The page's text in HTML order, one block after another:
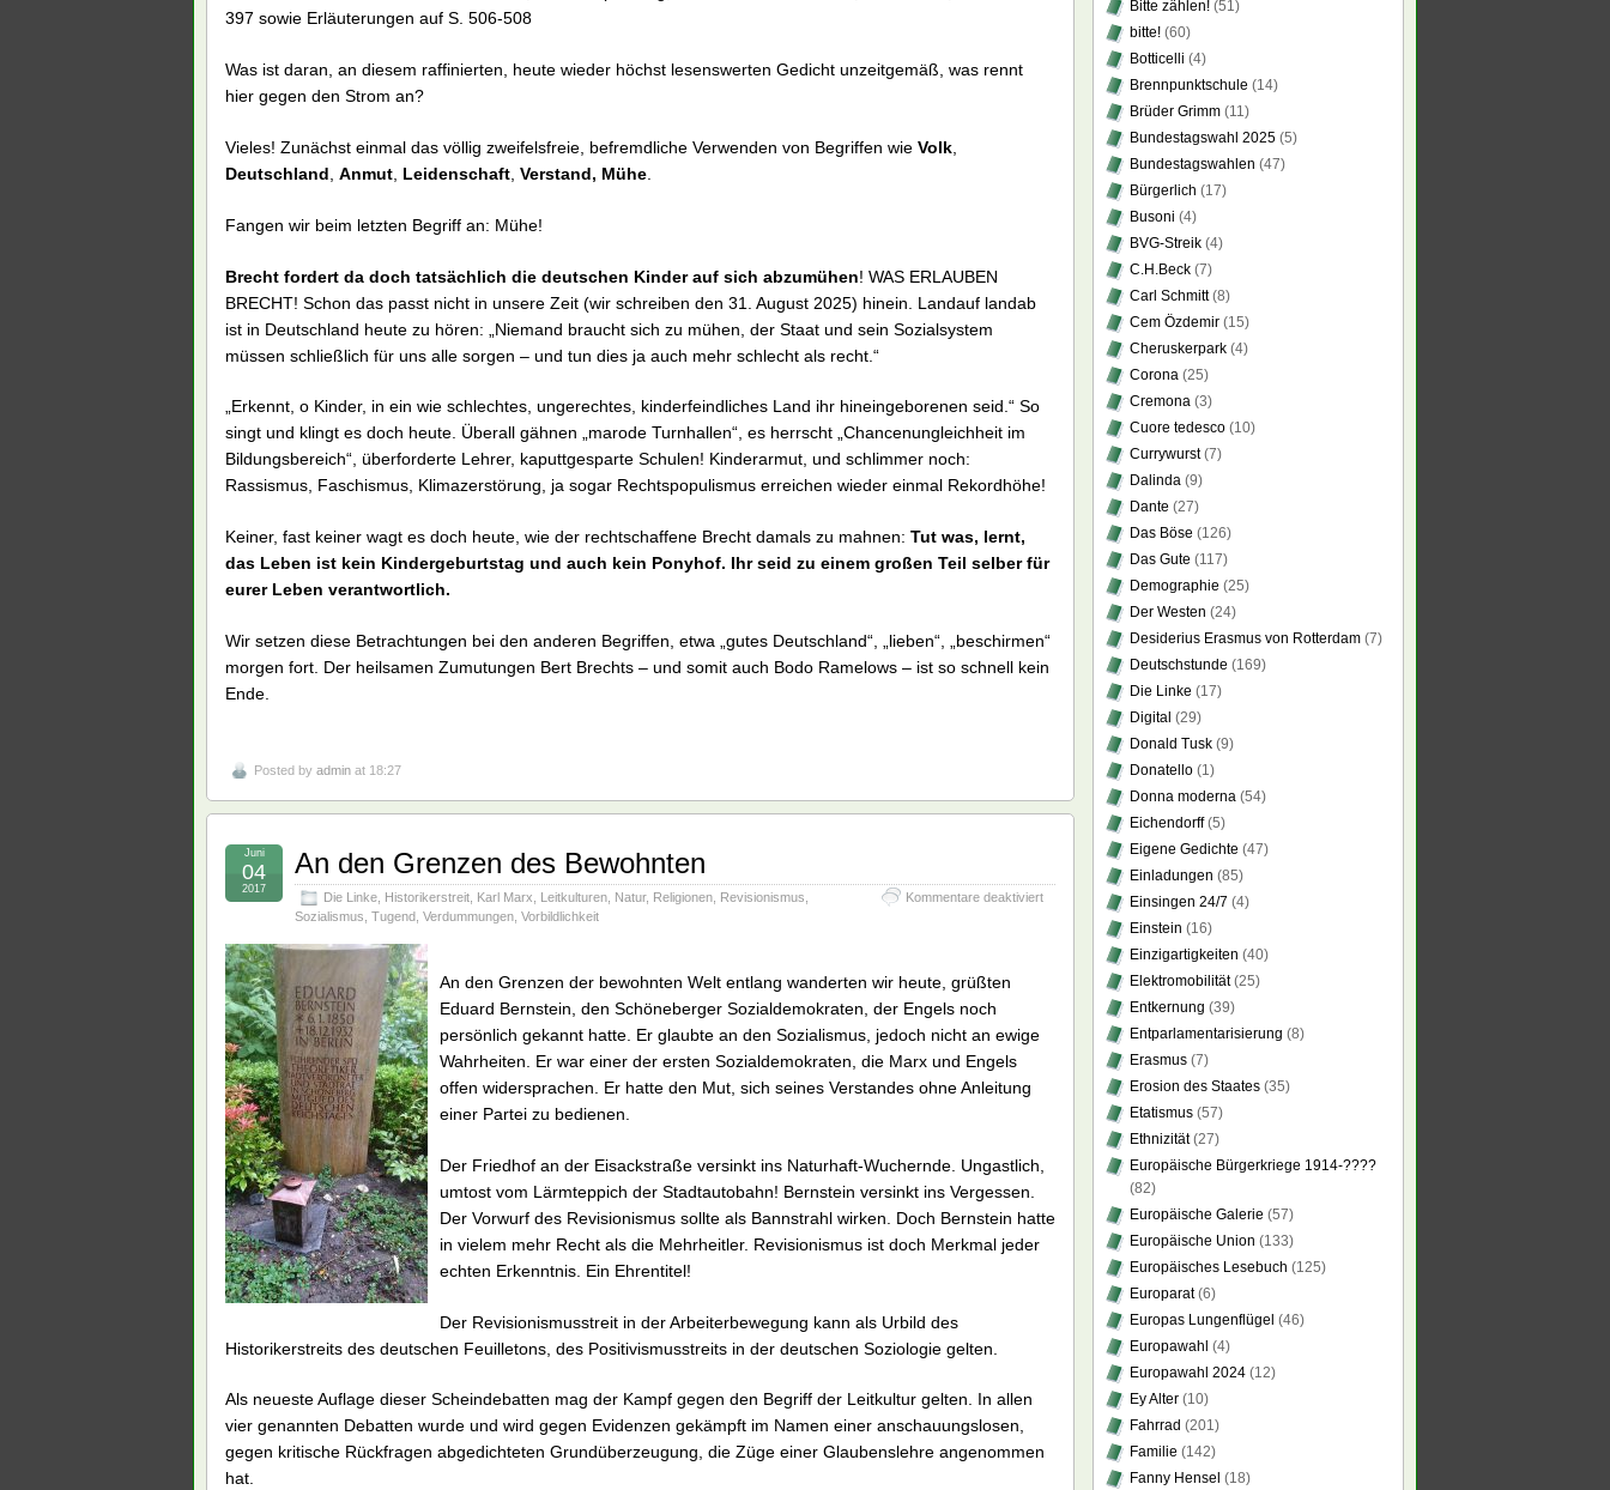
397 sowie Erläuterungen auf S. 506-508
Was ist daran, an diesem raffinierten, heute wieder höchst lesenswerten Gedicht unzeitgemäß, was rennt
hier gegen den Strom an?
Vieles! Zunächst einmal das völlig zweifelsfreie, befremdliche Verwenden von Begriffen wie Volk
Deutschland Anmut Leidenschaft Verstand, Mühe
Fangen wir beim letzten Begriff an: Mühe!
Brecht fordert da doch tatsächlich die deutschen Kinder auf sich abzumühen! WAS ERLAUBEN
BRECHT! Schon das passt nicht in unsere Zeit (wir schreiben den 31. August 2025) hinein. Landauf landab
ist in Deutschland heute zu hören: „Niemand braucht sich zu mühen, der Staat und sein Sozialsystem
müssen schließlich für uns alle sorgen – und tun dies ja auch mehr schlecht als recht.“
„Erkennt, o Kinder, in ein wie schlechtes, ungerechtes, kinderfeindliches Land ihr hineingeborenen seid.“ So
singt und klingt es doch heute. Überall gähnen „marode Turnhallen“, es herrscht „Chancenungleichheit im
Bildungsbereich“, überforderte Lehrer, kaputtgesparte Schulen! Kinderarmut, und schlimmer noch:
Rassismus, Faschismus, Klimazerstörung, ja sogar Rechtspopulismus erreichen wieder einmal Rekordhöhe!
Keiner, fast keiner wagt es doch heute, wie der rechtschaffene Brecht damals zu mahnen: Tut was, lernt,
das Leben ist kein Kindergeburtstag und auch kein Ponyhof. Ihr seid zu einem großen Teil selber für
eurer Leben verantwortlich.
Wir setzen diese Betrachtungen bei den anderen Begriffen, etwa „gutes Deutschland“, „lieben“, „beschirmen“
morgen fort. Der heilsamen Zumutungen Bert Brechts – und somit auch Bodo Ramelows – ist so schnell kein
Ende.
Posted by admin at 18:27
An den Grenzen des Bewohnten
Die Linke Historikerstreit Karl Marx Leitkulturen Natur, Religionen Revisionismus
Sozialismus Tugend Verdummungen Vorbildlichkeit
Kommentare deaktiviertfür
Bewohnten
Juni
04
2017
An den Grenzen der bewohnten Welt entlang wanderten wir heute, grüßten
Eduard Bernstein, den Schöneberger Sozialdemokraten, der Engels noch
persönlich gekannt hatte. Er glaubte an den Sozialismus, jedoch nicht an ewige
Wahrheiten. Er war einer der ersten Sozialdemokraten, die Marx und Engels
offen widersprachen. Er hatte den Mut, sich seines Verstandes ohne Anleitung
einer Partei zu bedienen.
Der Friedhof an der Eisackstraße versinkt ins Naturhaft-Wuchernde. Ungastlich,
umtost vom Lärmteppich der Stadtautobahn! Bernstein versinkt ins Vergessen.
Der Vorwurf des Revisionismus sollte als Bannstrahl wirken. Doch Bernstein hatte
in vielem mehr Recht als die Mehrheitler. Revisionismus ist doch Merkmal jeder
echten Erkenntnis. Ein Ehrentitel!
Der Revisionismusstreit in der Arbeiterbewegung kann als Urbild des
Historikerstreits des deutschen Feuilletons, des Positivismusstreits in der deutschen Soziologie gelten.
Als neueste Auflage dieser Scheindebatten mag der Kampf gegen den Begriff der Leitkultur gelten. In allen
vier genannten Debatten wurde und wird gegen Evidenzen gekämpft im Namen einer anschauungslosen,
gegen kritische Rückfragen abgedichteten Grundüberzeugung, die Züge einer Glaubenslehre angenommen
hat.
Bitte zählen! (51)
bitte! (60)
Botticelli (4)
Brennpunktschule (14)
Brüder Grimm (11)
Bundestagswahl 2025 (5)
Bundestagswahlen (47)
Bürgerlich (17)
Busoni (4)
BVG-Streik (4)
C.H.Beck (7)
Carl Schmitt(8)
Cem Özdemir (15)
Cheruskerpark (4)
Corona (25)
Cremona (3)
Cuore tedesco (10)
Currywurst(7)
Dalinda (9)
Dante (27)
Das Böse (126)
Das Gute (117)
Demographie (25)
Der Westen (24)
Desiderius Erasmus von Rotterdam (7)
Deutschstunde (169)
Die Linke (17)
Digital (29)
Donald Tusk (9)
Donatello (1)
Donna moderna (54)
Eichendorff(5)
Eigene Gedichte (47)
Einladungen (85)
Einsingen 24/7 (4)
Einstein (16)
Einzigartigkeiten (40)
Elektromobilität(25)
Entkernung (39)
Entparlamentarisierung (8)
Erasmus (7)
Erosion des Staates (35)
Etatismus (57)
Ethnizität(27)
Europäische Bürgerkriege 1914-????
(82)
Europäische Galerie (57)
Europäische Union (133)
Europäisches Lesebuch (125)
Europarat(6)
Europas Lungenflügel (46)
Europawahl (4)
Europawahl 2024 (12)
Ey Alter (10)
Fahrrad (201)
Familie (142)
Fanny Hensel (18)